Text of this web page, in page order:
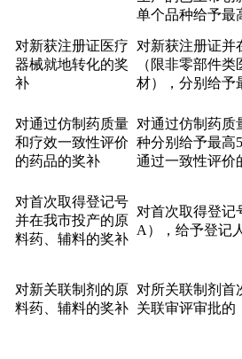
单个品种给予最
对新获注册证医疗
器械就地转化的奖
补
对新获注册证并
（限非零部件
材），分别给予
对通过仿制药质量
和疗效一致性评价
的药品的奖补
对通过仿制药质
种分别给予最高
通过一致性评价
对首次取得登记号
并在我市投产的原
料药、辅料的奖补
对首次取得登记
A），给予登记
对新关联制剂的原
料药、辅料的奖补
对所关联制剂首
关联审评审批的